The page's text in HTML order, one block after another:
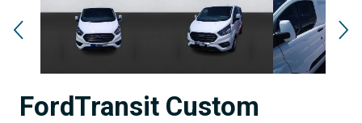
FordTransit Custom